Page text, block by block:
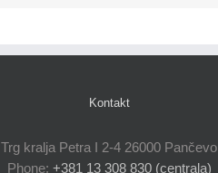
Kontakt
Trg kralja Petra I 2-4 26000 Pančevo
Phone: +381 13 308 830 (centrala)